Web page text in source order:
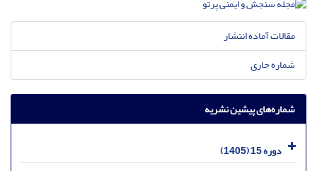
مقالات آماده انتشار
شماره جاری
شماره‌های پیشین نشریه
دوره 15 (1405)